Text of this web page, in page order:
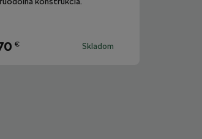
€ Skladom